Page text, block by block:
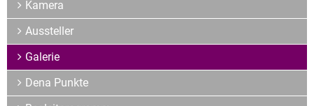
Über uns
Kamera
Aussteller
Galerie
Dena Punkte